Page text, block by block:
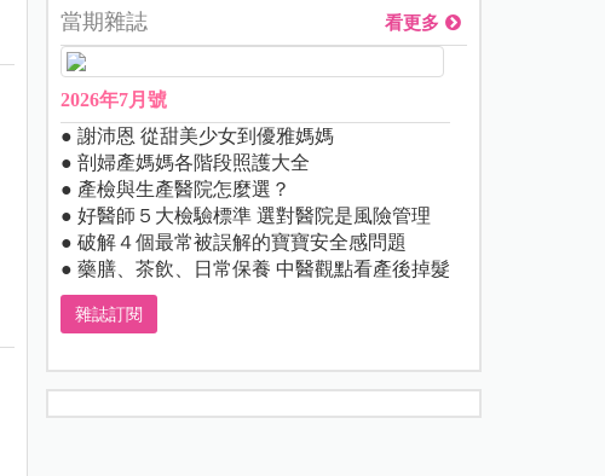
當期雜誌 看更多
2026年7月號
● 謝沛恩 從甜美少女到優雅媽媽
● 剖婦產媽媽各階段照護大全
● 產檢與生產醫院怎麼選？
● 好醫師５大檢驗標準 選對醫院是風險管理
● 破解４個最常被誤解的寶寶安全感問題
● 藥膳、茶飲、日常保養 中醫觀點看產後掉髮
雜誌訂閱